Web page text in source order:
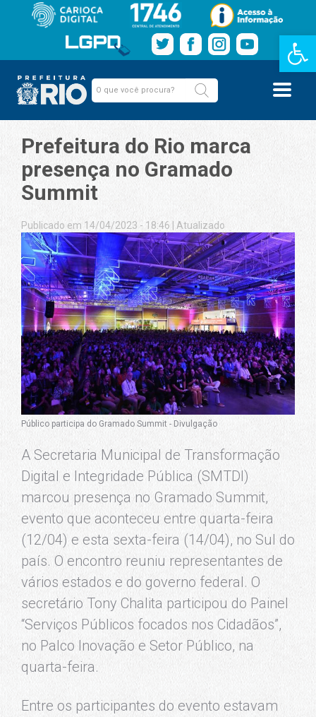
Barra de
Prefeitura do Rio marca
presença no Gramado
Summit
Publicado em 14/04/2023 - 18:46 Atualizado
Público participa do Gramado Summit - Divulgação
A Secretaria Municipal de Transformação
Digital e Integridade Pública (SMTDI)
marcou presença no Gramado Summit,
evento que aconteceu entre quarta-feira
(12/04) e esta sexta-feira (14/04), no Sul do
país. O encontro reuniu representantes de
vários estados e do governo federal. O
secretário Tony Chalita participou do Painel
“Serviços Públicos focados nos Cidadãos”,
no Palco Inovação e Setor Público, na
quarta-feira.
Entre os participantes do evento estavam